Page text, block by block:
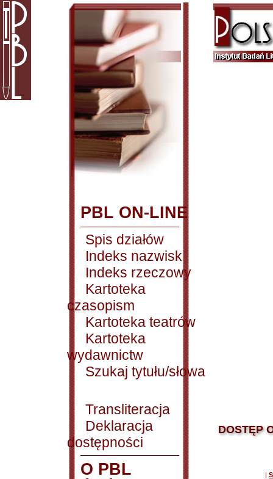
PBL ON-LINE
Spis działów
Indeks nazwisk
Indeks rzeczowy
Kartoteka
czasopism
Kartoteka teatrów
Kartoteka
wydawnictw
Szukaj tytułu/słowa
Transliteracja
Deklaracja
dostępności
O PBL
DOSTĘP
|